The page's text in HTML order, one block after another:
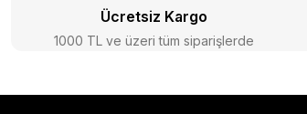
Ücretsiz Kargo
1000 TL ve üzeri tüm siparişlerde